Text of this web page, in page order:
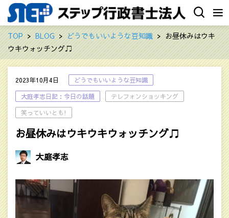
TOP BLOG どうでもいいような豆知識
お昼休みはウキ
ウキウォッチング♫
2023年10月4日
どうでもいいような豆知識
大庭孝志日記：今日の話題
テレフォンショッキング
笑っていいとも!
お昼休みはウキウキウォッチング♫
大庭孝志